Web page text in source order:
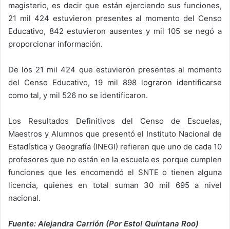
magisterio, es decir que están ejerciendo sus funciones,
21 mil 424 estuvieron presentes al momento del Censo
Educativo, 842 estuvieron ausentes y mil 105 se negó a
proporcionar información.
De los 21 mil 424 que estuvieron presentes al momento
del Censo Educativo, 19 mil 898 lograron identificarse
como tal, y mil 526 no se identificaron.
Los Resultados Definitivos del Censo de Escuelas,
Maestros y Alumnos que presentó el Instituto Nacional de
Estadística y Geografía (INEGI) refieren que uno de cada 10
profesores que no están en la escuela es porque cumplen
funciones que les encomendó el SNTE o tienen alguna
licencia, quienes en total suman 30 mil 695 a nivel
nacional.
Fuente: Alejandra Carrión (Por Esto! Quintana Roo)